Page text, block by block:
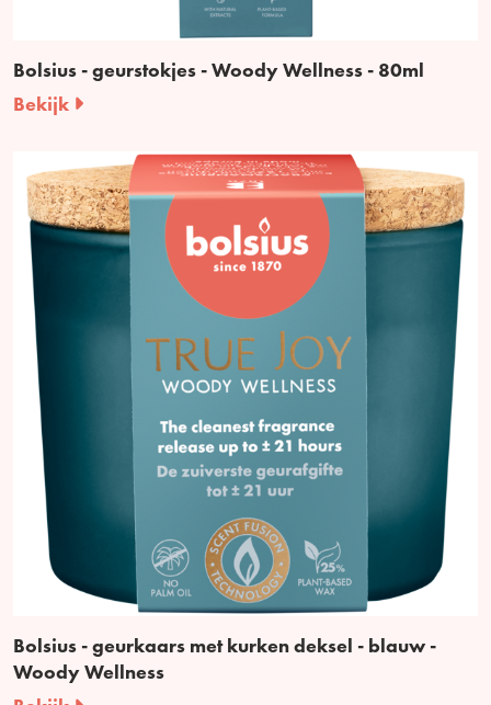
Bolsius - geurstokjes - Woody Wellness - 80ml
Bekijk
Bolsius - geurkaars met kurken deksel - blauw -
Woody Wellness